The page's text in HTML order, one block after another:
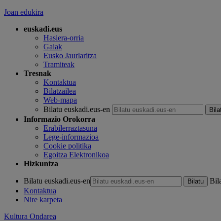
Joan edukira
euskadi.eus
Hasiera-orria
Gaiak
Eusko Jaurlaritza
Tramiteak
Tresnak
Kontaktua
Bilatzailea
Web-mapa
Bilatu euskadi.eus-en
Informazio Orokorra
Erabilerraztasuna
Lege-informazioa
Cookie politika
Egoitza Elektronikoa
Hizkuntza
Bilatu euskadi.eus-en
Kontaktua
Nire karpeta
Kultura Ondarea